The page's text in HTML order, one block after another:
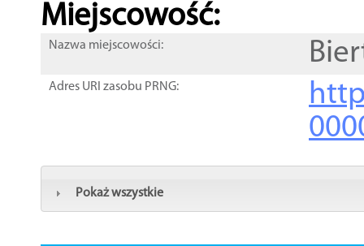
Miejscowość:
Nazwa miejscowości:
Adres URI zasobu PRNG:
Pokaż wszystkie